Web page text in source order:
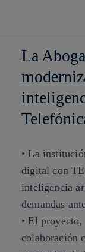
La
• La
digital con
inteligencia
demandas
• El
colaboración